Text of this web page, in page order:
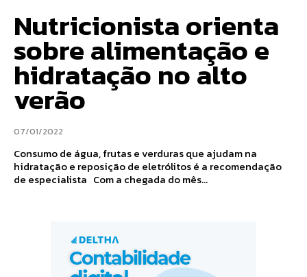
Nutricionista orienta
sobre alimentação e
hidratação no alto
verão
07/01/2022
Consumo de água, frutas e verduras que ajudam na
hidratação e reposição de eletrólitos é a recomendação
de especialista Com a chegada do mês...